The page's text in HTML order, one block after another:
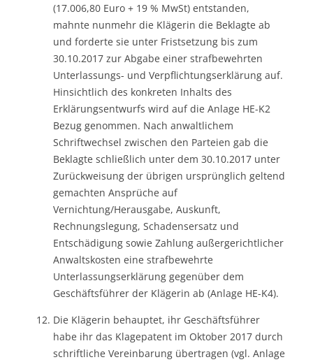
(17.006,80 Euro + 19 % MwSt) entstanden,
mahnte nunmehr die Klägerin die Beklagte ab
und forderte sie unter Fristsetzung bis zum
30.10.2017 zur Abgabe einer strafbewehrten
Unterlassungs- und Verpflichtungserklärung auf.
Hinsichtlich des konkreten Inhalts des
Erklärungsentwurfs wird auf die Anlage HE-K2
Bezug genommen. Nach anwaltlichem
Schriftwechsel zwischen den Parteien gab die
Beklagte schließlich unter dem 30.10.2017 unter
Zurückweisung der übrigen ursprünglich geltend
gemachten Ansprüche auf
Vernichtung/Herausgabe, Auskunft,
Rechnungslegung, Schadensersatz und
Entschädigung sowie Zahlung außergerichtlicher
Anwaltskosten eine strafbewehrte
Unterlassungserklärung gegenüber dem
Geschäftsführer der Klägerin ab (Anlage HE-K4).
Die Klägerin behauptet, ihr Geschäftsführer
habe ihr das Klagepatent im Oktober 2017 durch
schriftliche Vereinbarung übertragen (vgl. Anlage